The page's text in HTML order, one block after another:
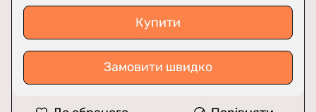
Купити
Замовити швидко